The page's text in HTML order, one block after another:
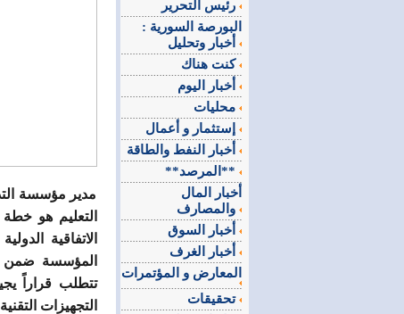
مدير مؤسسة
التعليم هو
المؤسسة ضمن
تتطلب قراراً
التجهيزات
البورصة السورية :
كنت هناك
**المرصد**
أخبار المال
المعارض و المؤتمرات
تحقيقات